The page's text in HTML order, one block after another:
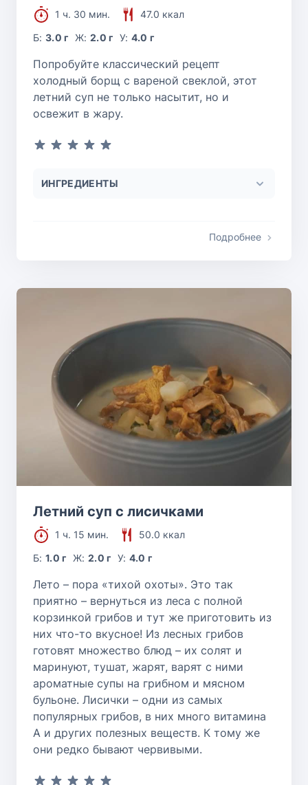
1 ч. 30 мин.
47.0 ккал
Б:3.0 г Ж: 2.0 г У: 4.0 г
Попробуйте классический рецепт
холодный борщ с вареной свеклой, этот
летний суп не только насытит, но и
освежит в жару.
ИНГРЕДИЕНТЫ
Подробнее
Летний суп с лисичками
1 ч. 15 мин.
50.0 ккал
Б:1.0 г Ж: 2.0 г У: 4.0 г
Лето – пора «тихой охоты». Это так
приятно – вернуться из леса с полной
корзинкой грибов и тут же приготовить из
них что-то вкусное! Из лесных грибов
готовят множество блюд – их солят и
маринуют, тушат, жарят, варят с ними
ароматные супы на грибном и мясном
бульоне. Лисички – одни из самых
популярных грибов, в них много витамина
А и других полезных веществ. К тому же
они редко бывают червивыми.